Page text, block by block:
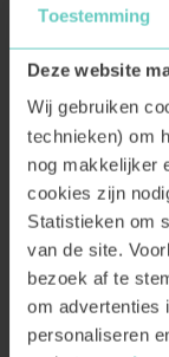
Toestemming
Deze website
Wij gebruiken
technieken) om
nog makkelijker
cookies zijn
Statistieken om
van de site.
bezoek af te
om advertenties
personaliseren